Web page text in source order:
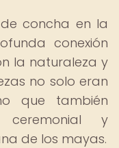
concha en la
conexión
la naturaleza y
no solo eran
que también
y
de los mayas.